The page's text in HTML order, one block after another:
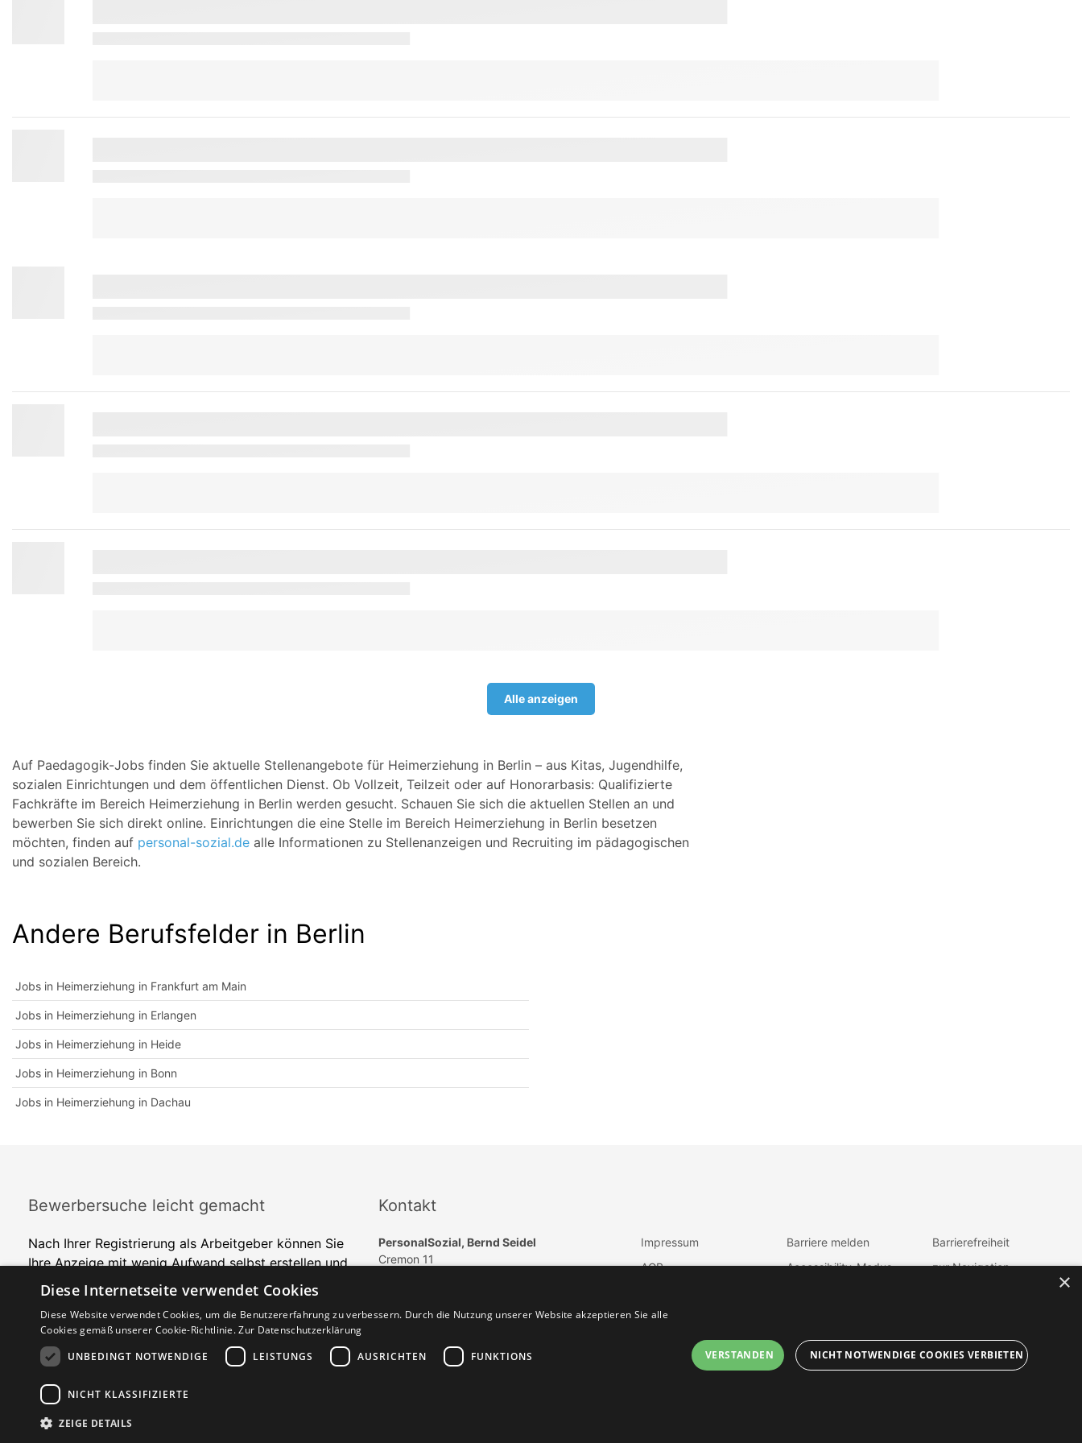
Alle anzeigen
Auf Paedagogik-Jobs finden Sie aktuelle Stellenangebote für Heimerziehung in Berlin – aus Kitas, Jugendhilfe,
sozialen Einrichtungen und dem öffentlichen Dienst. Ob Vollzeit, Teilzeit oder auf Honorarbasis: Qualifizierte
Fachkräfte im Bereich Heimerziehung in Berlin werden gesucht. Schauen Sie sich die aktuellen Stellen an und
bewerben Sie sich direkt online. Einrichtungen die eine Stelle im Bereich Heimerziehung in Berlin besetzen
möchten, finden auf personal-sozial.de alle Informationen zu Stellenanzeigen und Recruiting im pädagogischen
und sozialen Bereich.
Andere Berufsfelder in Berlin
Jobs in Heimerziehung in Frankfurt am Main
Jobs in Heimerziehung in Erlangen
Jobs in Heimerziehung in Heide
Jobs in Heimerziehung in Bonn
Jobs in Heimerziehung in Dachau
Bewerbersuche leicht gemacht
Nach Ihrer Registrierung als Arbeitgeber können Sie
Ihre Anzeige mit wenig Aufwand selbst erstellen und
veröffentlichen. So finden geeignete Bewerber*innen
Kontakt
PersonalSozial, Bernd Seidel
Cremon 11
E-Mail:
info@paedagogik-jobs.de
Impressum
AGB
Vertrag widerrufen
Barriere melden
Accessibility-Modus
Barrierefreiheit
zur Navigation
Copyright © 2026. Alle Rechte vorbehalten.
×
Diese Internetseite verwendet Cookies
Diese Website verwendet Cookies, um die Benutzererfahrung zu verbessern. Durch die Nutzung unserer Website akzeptieren Sie alle
Cookies gemäß unserer Cookie-Richtlinie.Zur Datenschutzerklärung
UNBEDINGT NOTWENDIGE
LEISTUNGS AUSRICHTEN FUNKTIONS
NICHT KLASSIFIZIERTE
ZEIGE DETAILS
VERSTANDEN NICHT NOTWENDIGE COOKIES VERBIETEN